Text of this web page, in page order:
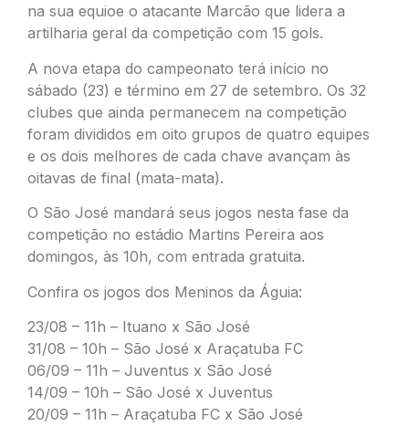
na sua equioe o atacante Marcão que lidera a
artilharia geral da competição com 15 gols.
A nova etapa do campeonato terá início no
sábado (23) e término em 27 de setembro. Os 32
clubes que ainda permanecem na competição
foram divididos em oito grupos de quatro equipes
e os dois melhores de cada chave avançam às
oitavas de final (mata-mata).
O São José mandará seus jogos nesta fase da
competição no estádio Martins Pereira aos
domingos, às 10h, com entrada gratuita.
Confira os jogos dos Meninos da Águia:
23/08 – 11h – Ituano x São José
31/08 – 10h – São José x Araçatuba FC
06/09 – 11h – Juventus x São José
14/09 – 10h – São José x Juventus
20/09 – 11h – Araçatuba FC x São José